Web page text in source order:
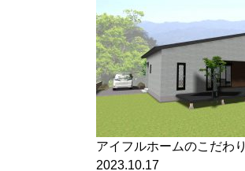
アイフルホームのこだわり
2023.10.17